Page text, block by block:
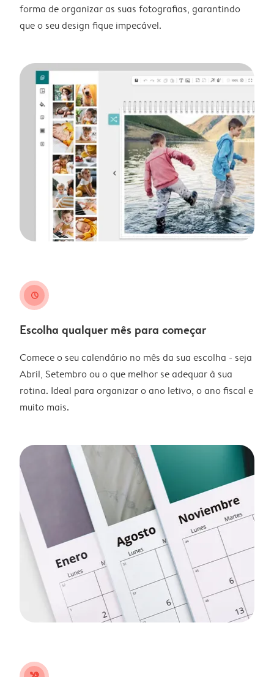
forma de organizar as suas fotografias, garantindo
que o seu design fique impecável.
clock
Escolha qualquer mês para começar
Comece o seu calendário no mês da sua escolha - seja
Abril, Setembro ou o que melhor se adequar à sua
rotina. Ideal para organizar o ano letivo, o ano fiscal e
muito mais.